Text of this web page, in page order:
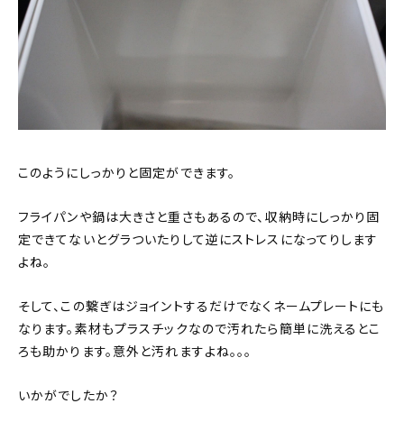
このようにしっかりと固定ができます。
フライパンや鍋は大きさと重さもあるので、収納時にしっかり固
定できてないとグラついたりして逆にストレスになってりします
よね。
そして、この繋ぎはジョイントするだけでなくネームプレートにも
なります。素材もプラスチックなので汚れたら簡単に洗えるとこ
ろも助かります。意外と汚れますよね。。。
いかがでしたか？